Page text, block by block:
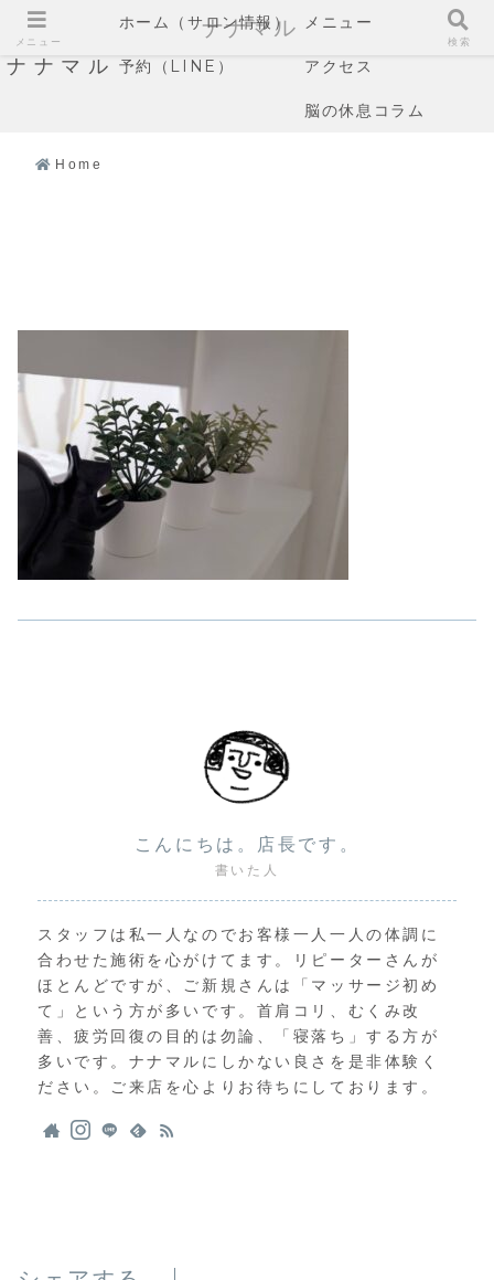
ナナマル
ホーム（サロン情報） メニュー
予約（LINE） アクセス
脳の休息コラム
Home
こんにちは。店長です。
書いた人
スタッフは私一人なのでお客様一人一人の体調に
合わせた施術を心がけてます。リピーターさんが
ほとんどですが、ご新規さんは「マッサージ初め
て」という方が多いです。首肩コリ、むくみ改
善、疲労回復の目的は勿論、「寝落ち」する方が
多いです。ナナマルにしかない良さを是非体験く
ださい。ご来店を心よりお待ちにしております。
メニュー
ナナマル
検索